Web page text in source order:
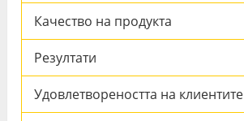
Качество на продукта
Резултати
Удовлетвореността на клиентите